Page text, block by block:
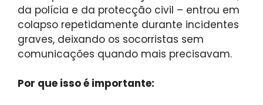
da polícia e da protecção civil – entrou em
colapso repetidamente durante incidentes
graves, deixando os socorristas sem
comunicações quando mais precisavam.
Por que isso é importante: